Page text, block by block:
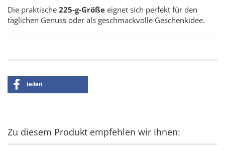
Die praktische 225-g-Größe eignet sich perfekt für den
täglichen Genuss oder als geschmackvolle Geschenkidee.
teilen
Zu diesem Produkt empfehlen wir Ihnen: